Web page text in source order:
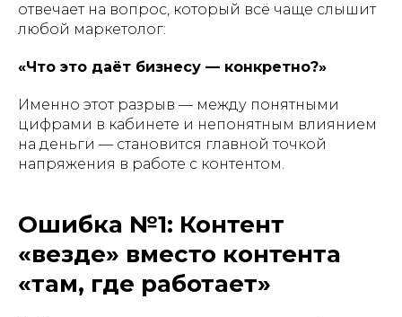
отвечает на вопрос, который всё чаще слышит
любой маркетолог:
«Что это даёт бизнесу — конкретно?»
Именно этот разрыв — между понятными
цифрами в кабинете и непонятным влиянием
на деньги — становится главной точкой
напряжения в работе с контентом.
Ошибка №1: Контент
«везде» вместо контента
«там, где работает»